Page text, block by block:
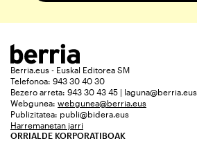
Berria.eus - Euskal Editorea SM
Telefonoa: 943 30 40 30
Bezero arreta: 943 30 43 45 | laguna@berria.eus
Webgunea: webgunea@berria.eus
Publizitatea: publi@bidera.eus
Harremanetan jarri
ORRIALDE KORPORATIBOAK